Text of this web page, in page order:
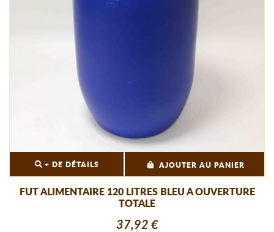
+ DE DÉTAILS AJOUTER AU PANIER
FUT ALIMENTAIRE 120 LITRES BLEU A OUVERTURE
TOTALE
37,92 €